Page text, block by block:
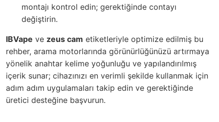
montajı kontrol edin; gerektiğinde contayı
değiştirin.
IBVape ve zeus cam etiketleriyle optimize edilmiş bu
rehber, arama motorlarında görünürlüğünüzü artırmaya
yönelik anahtar kelime yoğunluğu ve yapılandırılmış
içerik sunar; cihazınızı en verimli şekilde kullanmak için
adım adım uygulamaları takip edin ve gerektiğinde
üretici desteğine başvurun.